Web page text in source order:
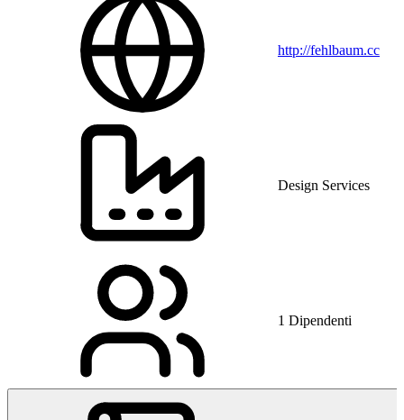
http://fehlbaum.cc
Design Services
1 Dipendenti